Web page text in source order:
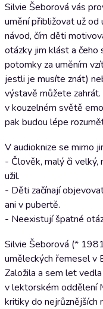
Silvie Šeborová vás
umění přibližovat už
návod, čím děti
otázky jim klást a čeho
potomky za uměním
jestli je musíte znát)
výstavě můžete
v kouzelném světě
pak budou lépe
V audioknize se mimo
- Člověk, malý či velký,
užil.
- Děti začínají
ani v pubertě.
- Neexistují špatné
Silvie Šeborová (*
uměleckých řemesel v
Založila a sem let
v lektorském oddělení
kritiky do nejrůznějších